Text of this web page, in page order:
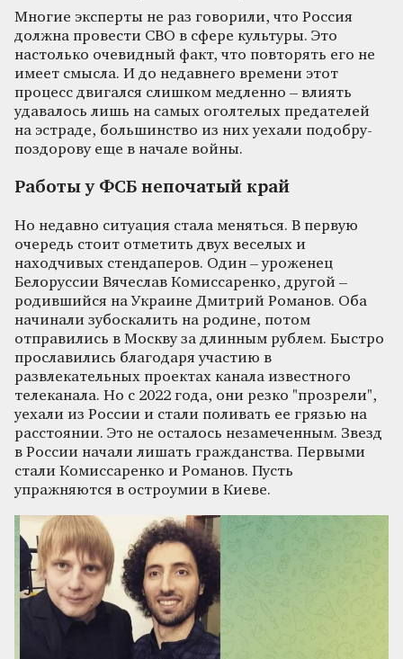
Многие эксперты не раз говорили, что Россия
должна провести СВО в сфере культуры. Это
настолько очевидный факт, что повторять его не
имеет смысла. И до недавнего времени этот
процесс двигался слишком медленно – влиять
удавалось лишь на самых оголтелых предателей
на эстраде, большинство из них уехали подобру-
поздорову еще в начале войны.
Работы у ФСБ непочатый край
Но недавно ситуация стала меняться. В первую
очередь стоит отметить двух веселых и
находчивых стендаперов. Один – уроженец
Белоруссии Вячеслав Комиссаренко, другой –
родившийся на Украине Дмитрий Романов. Оба
начинали зубоскалить на родине, потом
отправились в Москву за длинным рублем. Быстро
прославились благодаря участию в
развлекательных проектах канала известного
телеканала. Но с 2022 года, они резко "прозрели",
уехали из России и стали поливать ее грязью на
расстоянии. Это не осталось незамеченным. Звезд
в России начали лишать гражданства. Первыми
стали Комиссаренко и Романов. Пусть
упражняются в остроумии в Киеве.